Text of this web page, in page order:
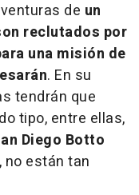
de un
reclutados por
una misión de
. En su
tendrán que
tipo, entre ellas,
Diego Botto
no están tan